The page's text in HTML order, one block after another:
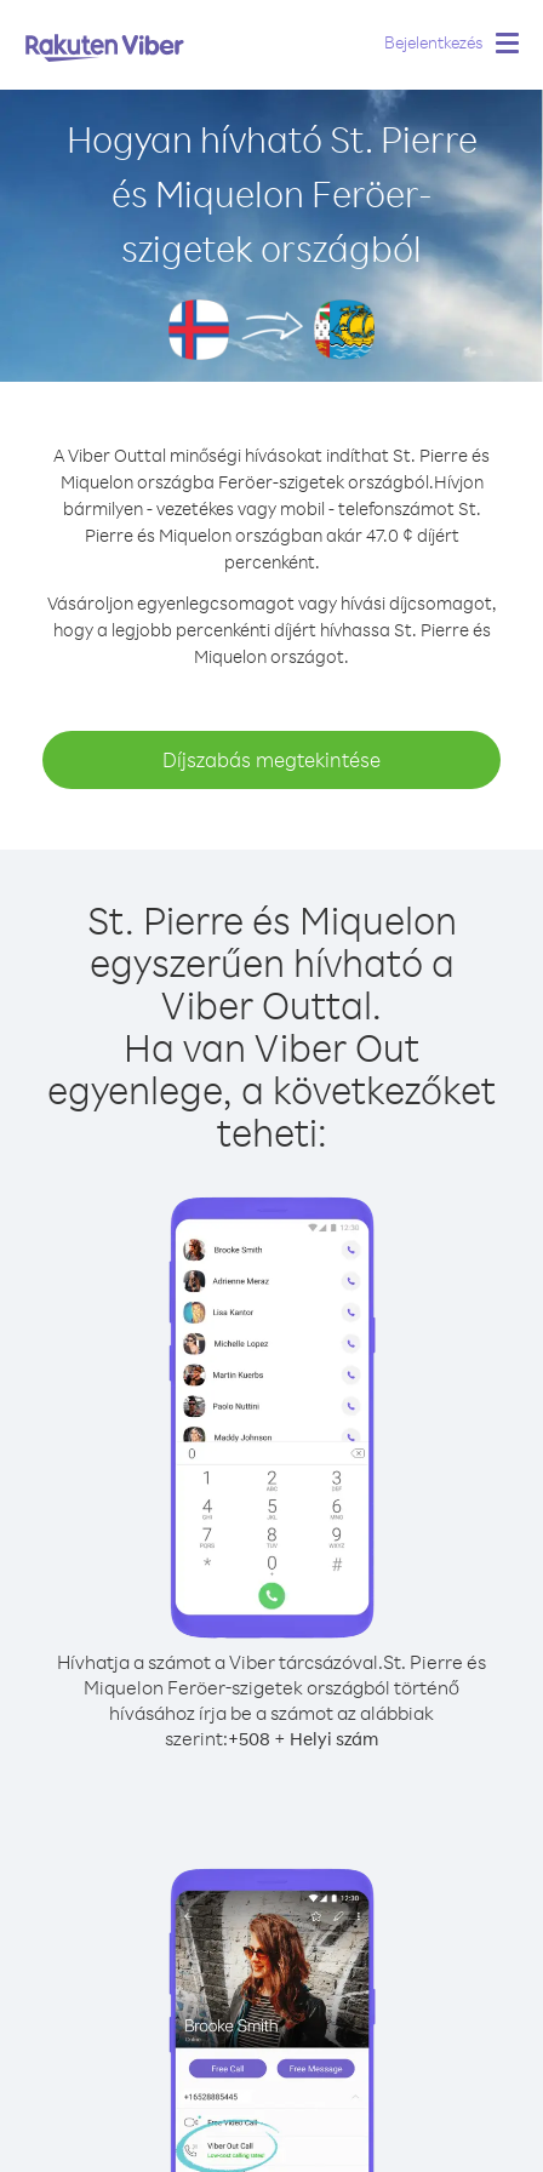
Bejelentkezés
Hogyan hívható St. Pierre
és Miquelon Feröer-
szigetek országból
A Viber Outtal minőségi hívásokat indíthat St. Pierre és
Miquelon országba Feröer-szigetek országból.Hívjon
bármilyen - vezetékes vagy mobil - telefonszámot St.
Pierre és Miquelon országban akár 47.0 ¢ díjért
percenként.
Vásároljon egyenlegcsomagot vagy hívási díjcsomagot,
hogy a legjobb percenkénti díjért hívhassa St. Pierre és
Miquelon országot.
Díjszabás megtekintése
St. Pierre és Miquelon
egyszerűen hívható a
Viber Outtal.
Ha van Viber Out
egyenlege, a következőket
teheti:
Hívhatja a számot a Viber tárcsázóval.St. Pierre és
Miquelon Feröer-szigetek országból történő
hívásához írja be a számot az alábbiak
szerint:+508 + Helyi szám